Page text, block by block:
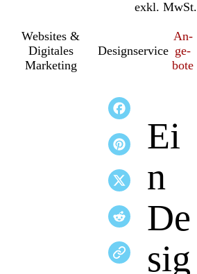
inkl. MwSt.
exkl. MwSt.
Websites &
Digitales
Marketing
Designservice
An­­
ge­­
bo­­te
Ei
n
De
sig